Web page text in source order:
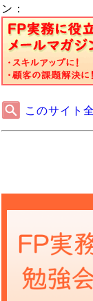
ン：
このサイト